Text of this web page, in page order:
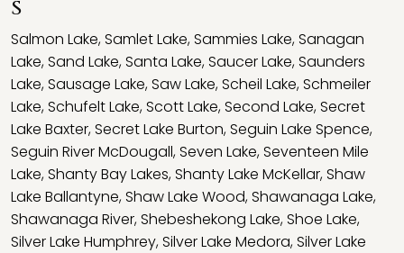
S
Salmon Lake,Samlet Lake,Sammies Lake,Sanagan
Lake,Sand Lake,Santa Lake,Saucer Lake,Saunders
Lake,Sausage Lake,Saw Lake,Scheil Lake,Schmeiler
Lake,Schufelt Lake,Scott Lake,Second Lake,Secret
Lake Baxter,Secret Lake Burton,Seguin Lake Spence,
Seguin River McDougall,Seven Lake,Seventeen Mile
Lake,Shanty Bay Lakes,Shanty Lake McKellar,Shaw
Lake Ballantyne,Shaw Lake Wood,Shawanaga Lake,
Shawanaga River,Shebeshekong Lake,Shoe Lake,
Silver Lake Humphrey,Silver Lake Medora,Silver Lake